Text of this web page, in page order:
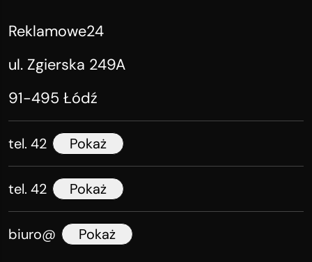
Reklamowe24
ul. Zgierska 249A
91-495 Łódź
tel. 42 Pokaż
tel. 42 Pokaż
biuro@ Pokaż